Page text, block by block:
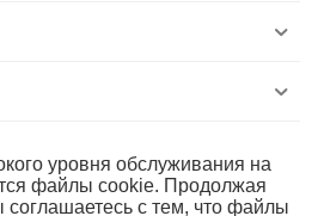
2026 «РИОЛИС»
уровня обслуживания на
файлы cookie. Продолжая
соглашаетесь с тем, что файлы